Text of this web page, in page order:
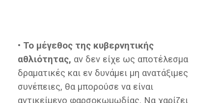
• Το μέγεθος της κυβερνητικής
αθλιότητας, αν δεν είχε ως αποτέλεσμα
δραματικές και εν δυνάμει μη ανατάξιμες
συνέπειες, θα μπορούσε να είναι
αντικείμενο φαρσοκωμωδίας. Να χαρίζει